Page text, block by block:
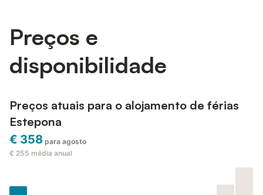
Preços e
disponibilidade
Preços atuais para o alojamento de férias
Estepona
€ 358 para agosto
€ 255 média anual